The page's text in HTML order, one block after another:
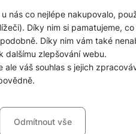
nás co nejlépe nakupovalo,
Díky nim si pamatujeme,
Díky nim vám také
dalšímu zlepšování webu.
ale váš souhlas s jejich
souhlasů s
bez těchto cookies náš web
Odmítnout vše